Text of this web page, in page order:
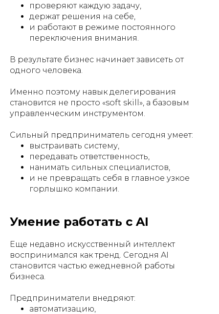
проверяют каждую задачу,
держат решения на себе,
и работают в режиме постоянного
переключения внимания.
В результате бизнес начинает зависеть от
одного человека.
Именно поэтому навык делегирования
становится не просто «soft skill», а базовым
управленческим инструментом.
Сильный предприниматель сегодня умеет:
выстраивать систему,
передавать ответственность,
нанимать сильных специалистов,
и не превращать себя в главное узкое
горлышко компании.
Умение работать с AI
Еще недавно искусственный интеллект
воспринимался как тренд. Сегодня AI
становится частью ежедневной работы
бизнеса.
Предприниматели внедряют:
автоматизацию,